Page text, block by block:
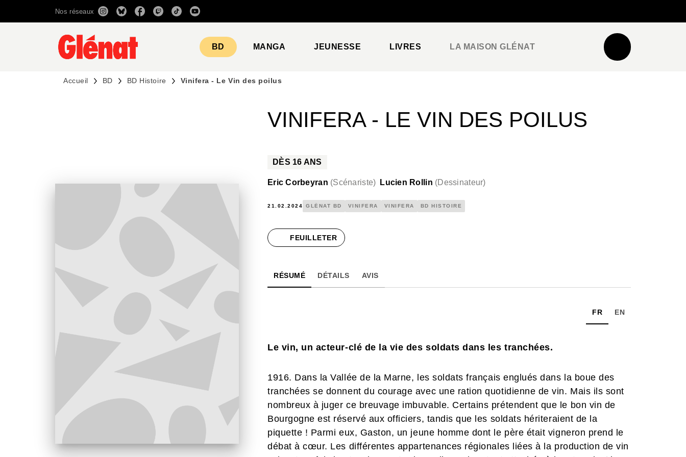
RECHERCHE CONTENU
Nos réseaux
BD MANGA JEUNESSE LIVRES LA MAISON GLÉNAT
Accueil BD BD Histoire Vinifera - Le Vin des poilus
VINIFERA - LE VIN DES POILUS
DÈS 16 ANS
Eric Corbeyran (Scénariste) Lucien Rollin (Dessinateur)
21.02.2024 GLÉNAT BD VINIFERA VINIFERA BD HISTOIRE
FEUILLETER
RÉSUMÉ DÉTAILS AVIS
FR EN
Le vin, un acteur-clé de la vie des soldats dans les tranchées.
1916. Dans la Vallée de la Marne, les soldats français englués dans la boue des
tranchées se donnent du courage avec une ration quotidienne de vin. Mais ils sont
nombreux à juger ce breuvage imbuvable. Certains prétendent que le bon vin de
Bourgogne est réservé aux officiers, tandis que les soldats hériteraient de la
piquette ! Parmi eux, Gaston, un jeune homme dont le père était vigneron prend le
débat à cœur. Les différentes appartenances régionales liées à la production de vin